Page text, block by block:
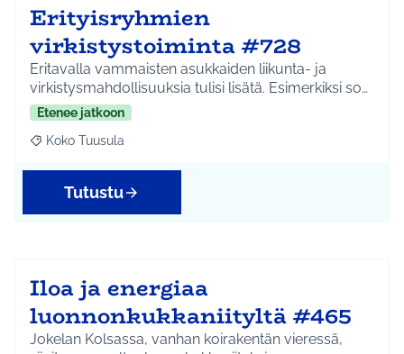
Erityisryhmien
virkistystoiminta #728
Eritavalla vammaisten asukkaiden liikunta- ja
virkistysmahdollisuuksia tulisi lisätä. Esimerkiksi so…
Etenee jatkoon
Rajaa tulokset aihepiirin mukaan: Koko Tuusula
Koko Tuusula
Tutustu
Iloa ja energiaa
luonnonkukkaniityltä #465
Jokelan Kolsassa, vanhan koirakentän vieressä,